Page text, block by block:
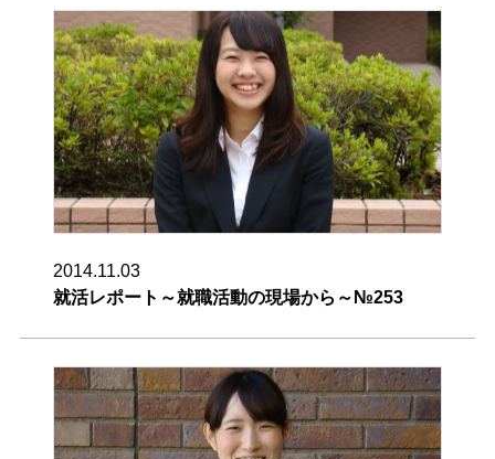
2014.11.03
就活レポート～就職活動の現場から～№253